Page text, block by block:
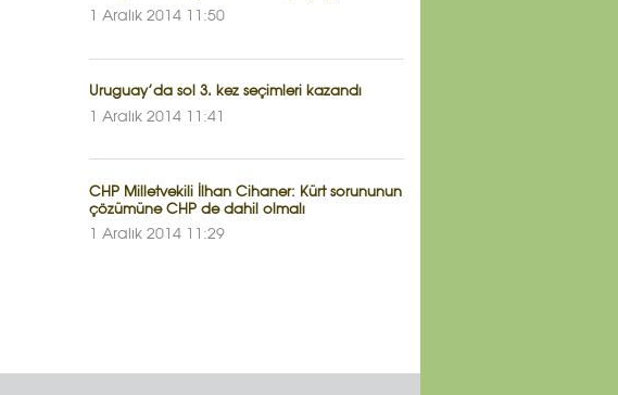
1 Aralık 2014 11:50
Uruguay’da sol 3. kez seçimleri kazandı
1 Aralık 2014 11:41
CHP Milletvekili İlhan Cihaner: Kürt sorununun
çözümüne CHP de dahil olmalı
1 Aralık 2014 11:29